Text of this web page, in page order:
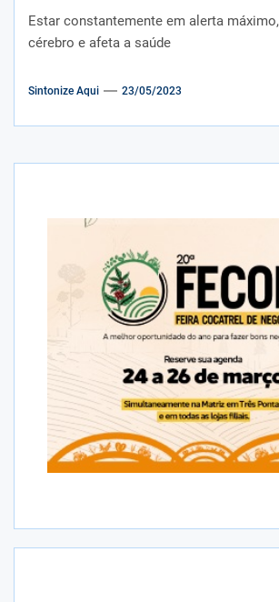
Estar constantemente em alerta
cérebro e afeta a saúde
Sintonize Aqui 23/05/2023